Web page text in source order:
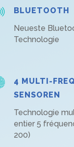
BLUETOOTH
Neueste
Technologie
4 MULTI-
SENSOREN
Technologie
entier 5
200)